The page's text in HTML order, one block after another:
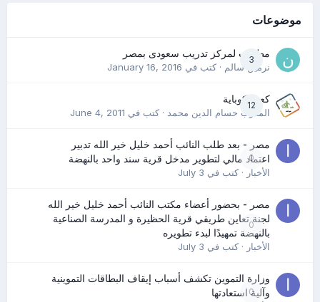
موضوعات
3
مطلوب لمركز تدريب سعودى بمصر
نرمين سالم· كتب في January 16, 2016
12
كعب كوباية
المدرب حسام الدين محمد· كتب في June 4, 2011
0
مصر - بعد طلب النائب أحمد خليل خير الله تدبير
اعتماد مالي لتطوير مدخل قرية سند واحد بالنهضة
الأخبار· كتب في July 3
0
مصر - بحضور أعضاء مكتب النائب أحمد خليل خير الله
لجنة تعاين طريقي قرية الحظيرة و المدرسة الصناعية
بالنهضة تمهيدًا لبدء تطويره
الأخبار· كتب في July 3
0
وزارة التموين تكشف أسباب إيقاف البطاقات التموينية
وآلية استعادتها